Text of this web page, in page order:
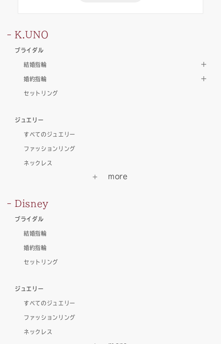
K.UNO
ブライダル
結婚指輪
婚約指輪
セットリング
ジュエリー
すべてのジュエリー
ファッションリング
ネックレス
Disney
ブライダル
結婚指輪
婚約指輪
セットリング
ジュエリー
すべてのジュエリー
ファッションリング
ネックレス